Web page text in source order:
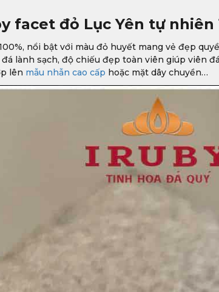
đỏ Lục Yên tự nhiên
nổi bật với màu đỏ huyết mang vẻ đẹp
lành sạch, độ chiếu đẹp toàn viên giúp viên
lên mẫu nhẫn cao cấp hoặc mặt dây chuyền…